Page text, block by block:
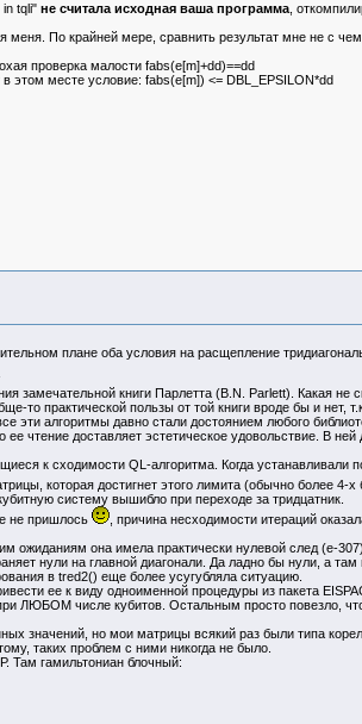
tqli" не считала исходная ваша программа,
По крайней мере, сравнить результат мне не с
проверка малости fabs(e[m]+dd)==dd
этом месте условие: fabs(e[m]) <= DBL_EPSILON*dd
плане оба условия на расщепление
замечательной книги Парлетта (B.N. Parlett). Какая не
то практической пользы от той книги вроде бы и
эти алгоритмы давно стали достоянием любого
чтение доставляет эстетическое удовольствие. В
к сходимости QL-алгоритма. Когда устанавливали
которая достигнет этого лимита (обычно более
систему вышибло при переходе за тридцатник.
не пришлось
, причина несходимости итераций
она имела практически нулевой след (e-
нули на главной диагонали. Да ладно бы нули, а
в tred2() еще более усугубляла ситуацию.
ее к виду одноименной процедуры из пакета
ЛЮБОМ числе кубитов. Остальным просто повезло,
значений, но мои матрицы всякий раз были типа
таких проблем с ними никогда не было.
Там гамильтониан блочный: